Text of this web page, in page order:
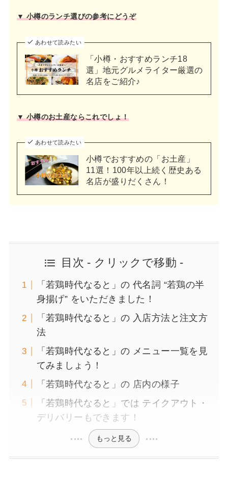
▼ 小樽のランチ選びの参考にどうぞ
あわせて読みたい
「小樽・おすすめランチ18
選」地元グルメライター厳選の
名店をご紹介♪
▼ 小樽のお土産ならこれでしょ！
あわせて読みたい
小樽でおすすめの「お土産」
11選！100年以上続く歴史ある
名店が盛りだくさん！
目次 - クリックで移動 -
「若鶏時代なると」の 代名詞 “若鶏の半
身揚げ” をいただきました！
「若鶏時代なると」の 入店方法と注文方
法
「若鶏時代なると」の メニュー一覧を見
てみましょう！
「若鶏時代なると」の 店内の様子
「若鶏時代なると」では テイクアウト・
デリバリーもできます！
もっと見る